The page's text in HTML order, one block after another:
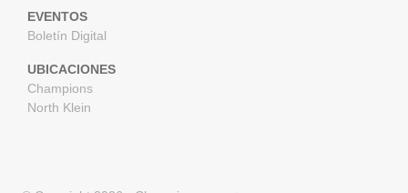
EVENTOS
Boletín Digital
UBICACIONES
Champions
North Klein